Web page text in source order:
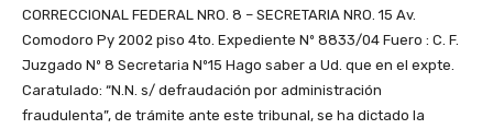
CORRECCIONAL FEDERAL NRO. 8 – SECRETARIA NRO. 15 Av.
Comodoro Py 2002 piso 4to. Expediente Nº 8833/04 Fuero : C. F.
Juzgado Nº 8 Secretaria Nº15 Hago saber a Ud. que en el expte.
Caratulado: “N.N. s/ defraudación por administración
fraudulenta”, de trámite ante este tribunal, se ha dictado la